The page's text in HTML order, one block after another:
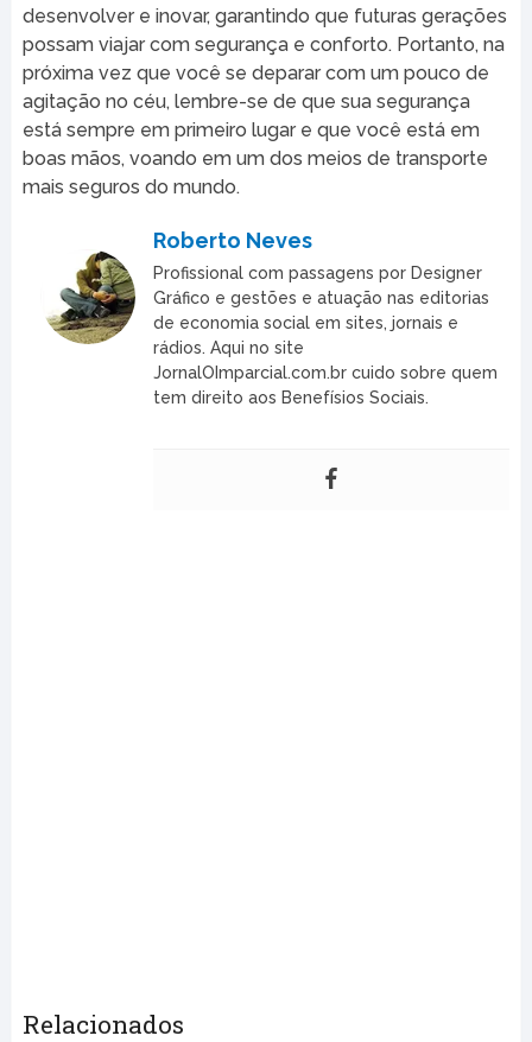
desenvolver e inovar, garantindo que futuras gerações
possam viajar com segurança e conforto. Portanto, na
próxima vez que você se deparar com um pouco de
agitação no céu, lembre-se de que sua segurança
está sempre em primeiro lugar e que você está em
boas mãos, voando em um dos meios de transporte
mais seguros do mundo.
Roberto Neves
Profissional com passagens por Designer
Gráfico e gestões e atuação nas editorias
de economia social em sites, jornais e
rádios. Aqui no site
JornalOImparcial.com.br cuido sobre quem
tem direito aos Benefísios Sociais.
Relacionados